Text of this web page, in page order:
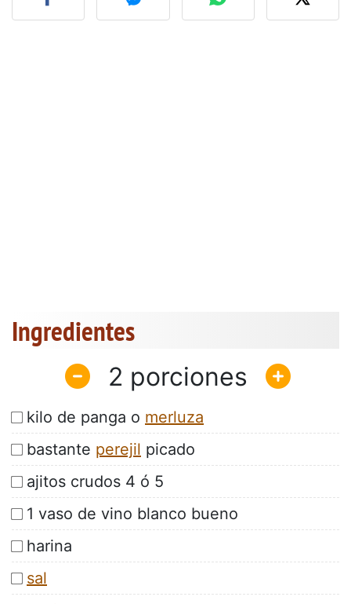
Ingredientes
2
kilo de panga o merluza
bastante perejil picado
ajitos crudos 4 ó 5
1 vaso de vino blanco bueno
harina
sal